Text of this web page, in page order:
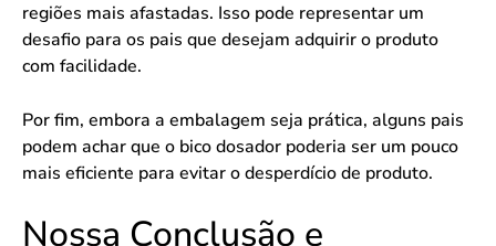
regiões mais afastadas. Isso pode representar um
desafio para os pais que desejam adquirir o produto
com facilidade.
Por fim, embora a embalagem seja prática, alguns pais
podem achar que o bico dosador poderia ser um pouco
mais eficiente para evitar o desperdício de produto.
Nossa Conclusão e